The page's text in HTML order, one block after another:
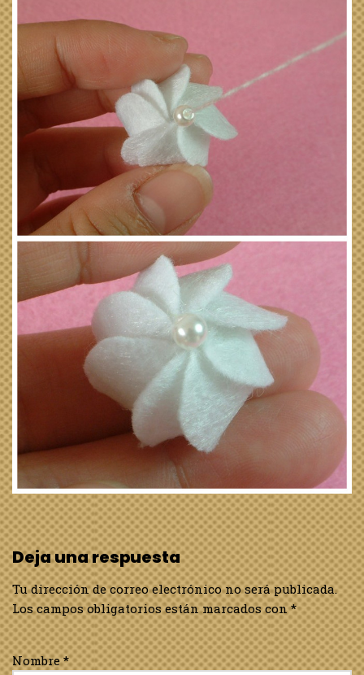
Deja una respuesta
Tu dirección de correo electrónico no será publicada.
Los campos obligatorios están marcados con*
Nombre*